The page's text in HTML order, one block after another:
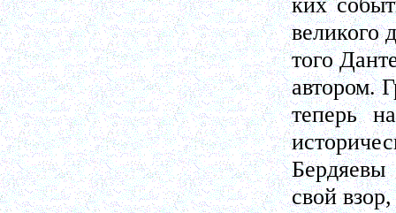
великого
того
автором.
теперь
свой